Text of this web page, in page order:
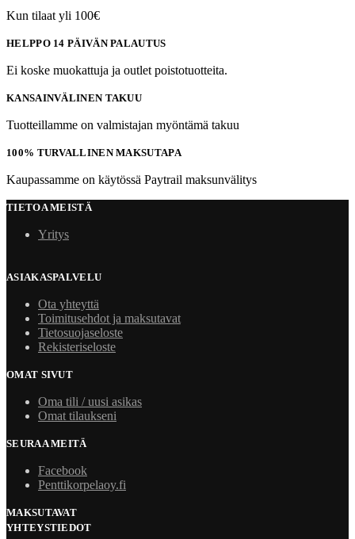
Kun tilaat yli 100€
HELPPO 14 PÄIVÄN PALAUTUS
Ei koske muokattuja ja outlet poistotuotteita.
KANSAINVÄLINEN TAKUU
Tuotteillamme on valmistajan myöntämä takuu
100% TURVALLINEN MAKSUTAPA
Kaupassamme on käytössä Paytrail maksunvälitys
TIETOA MEISTÄ
Yritys
ASIAKASPALVELU
Ota yhteyttä
Toimitusehdot ja maksutavat
Tietosuojaseloste
Rekisteriseloste
OMAT SIVUT
Oma tili / uusi asikas
Omat tilaukseni
SEURAA MEITÄ
Facebook
Penttikorpelaoy.fi
MAKSUTAVAT
YHTEYSTIEDOT